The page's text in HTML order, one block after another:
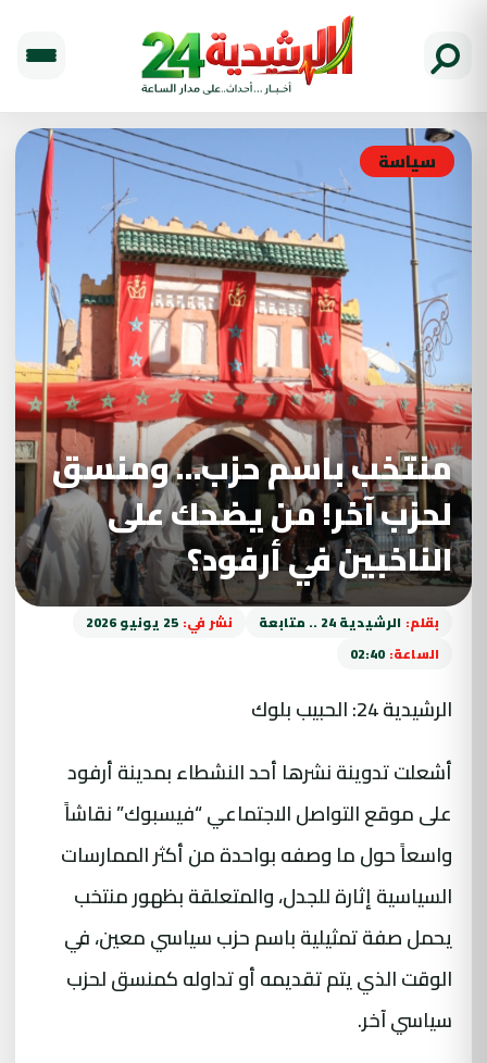
سياسة
منتخب باسم حزب… ومنسق
لحزب آخر! من يضحك على
الناخبين في أرفود؟
بقلم: الرشيدية 24 .. متابعة نشر في: 25 يونيو 2026
الساعة: 02:40
الرشيدية 24: الحبيب بلوك
أشعلت تدوينة نشرها أحد النشطاء بمدينة أرفود
على موقع التواصل الاجتماعي “فيسبوك” نقاشاً
واسعاً حول ما وصفه بواحدة من أكثر الممارسات
السياسية إثارة للجدل، والمتعلقة بظهور منتخب
يحمل صفة تمثيلية باسم حزب سياسي معين، في
الوقت الذي يتم تقديمه أو تداوله كمنسق لحزب
سياسي آخر.